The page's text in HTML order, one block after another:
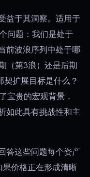
益于其洞察。适用于
问题：我们是处于
前波浪序列中处于哪
（第3浪）还是后期
契扩展目标是什么？
宝贵的宏观背景，
如此具有挑战性和主
答这些问题每个资产
价格正在形成清晰